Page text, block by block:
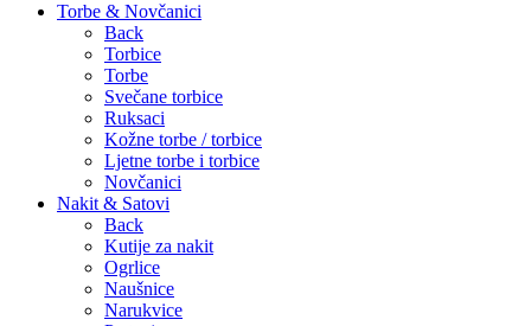
Torbe & Novčanici
Back
Torbice
Torbe
Svečane torbice
Ruksaci
Kožne torbe / torbice
Ljetne torbe i torbice
Novčanici
Nakit & Satovi
Back
Kutije za nakit
Ogrlice
Naušnice
Narukvice